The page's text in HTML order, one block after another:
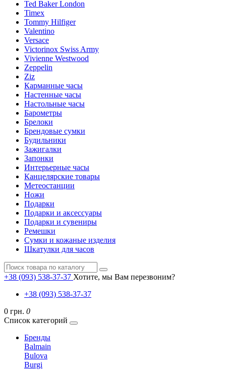
Ted Baker London
Timex
Tommy Hilfiger
Valentino
Versace
Victorinox Swiss Army
Vivienne Westwood
Zeppelin
Ziz
Карманные часы
Настенные часы
Настольные часы
Барометры
Брелоки
Брендовые сумки
Будильники
Зажигалки
Запонки
Интерьерные часы
Канцелярские товары
Метеостанции
Ножи
Подарки
Подарки и аксессуары
Подарки и сувениры
Ремешки
Сумки и кожаные изделия
Шкатулки для часов
+38 (093) 538-37-37 Хотите, мы Вам перезвоним?
+38 (093) 538-37-37
0 грн. 0
Список категорий
Бренды
Balmain
Bulova
Burgi